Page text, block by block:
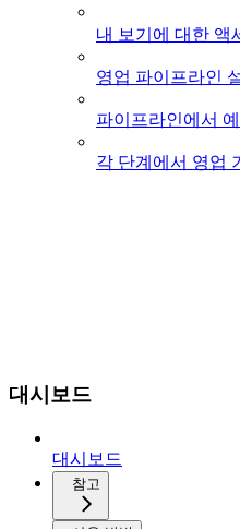
내 보기에 대한 액
영업 파이프라인
파이프라인에서
각 단계에서 영업
대시보드
대시보드
참고